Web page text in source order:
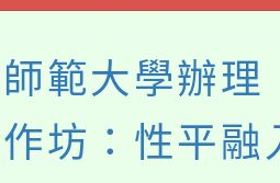
範大學辦理
坊：性平融